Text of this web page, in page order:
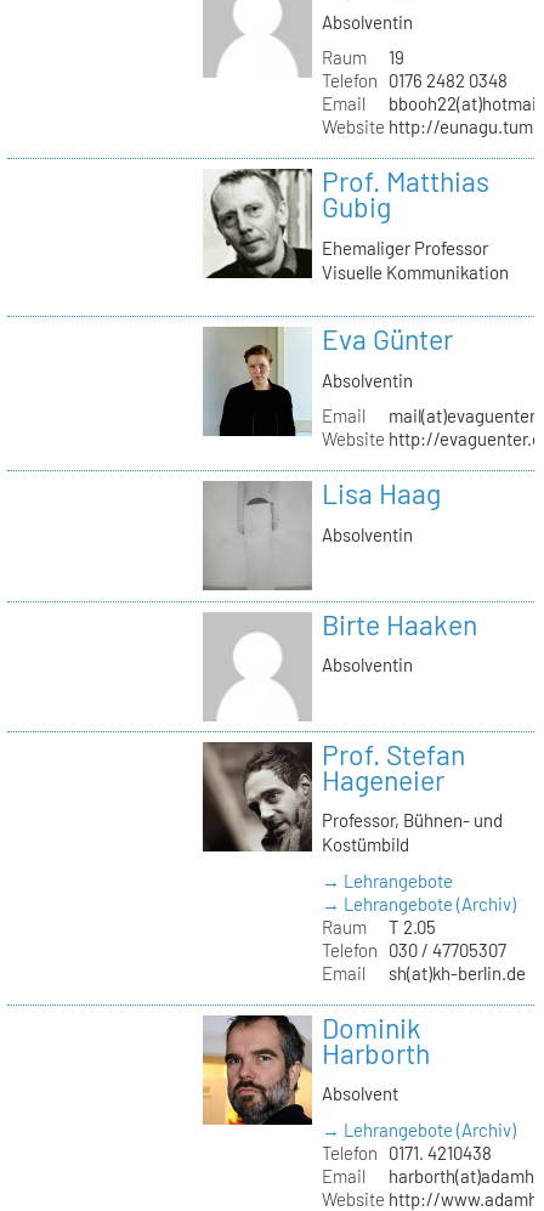
Absolventin
Raum
19
Telefon
0176 2482 0348
Email
Website http://
Prof. Matthias
Gubig
Ehemaliger Professor
Visuelle Kommunikation
Eva Günter
Absolventin
Email
Website http://
Lisa Haag
Absolventin
Birte Haaken
Absolventin
Prof. Stefan
Hageneier
Professor, Bühnen- und
Kostümbild
→ Lehrangebote
→ Lehrangebote (Archiv)
Raum
T 2.05
Telefon
030 / 47705307
Email
sh(at)kh-berlin.de
Dominik
Harborth
Absolvent
→ Lehrangebote (Archiv)
Telefon
0171. 4210438
Email
Website http://